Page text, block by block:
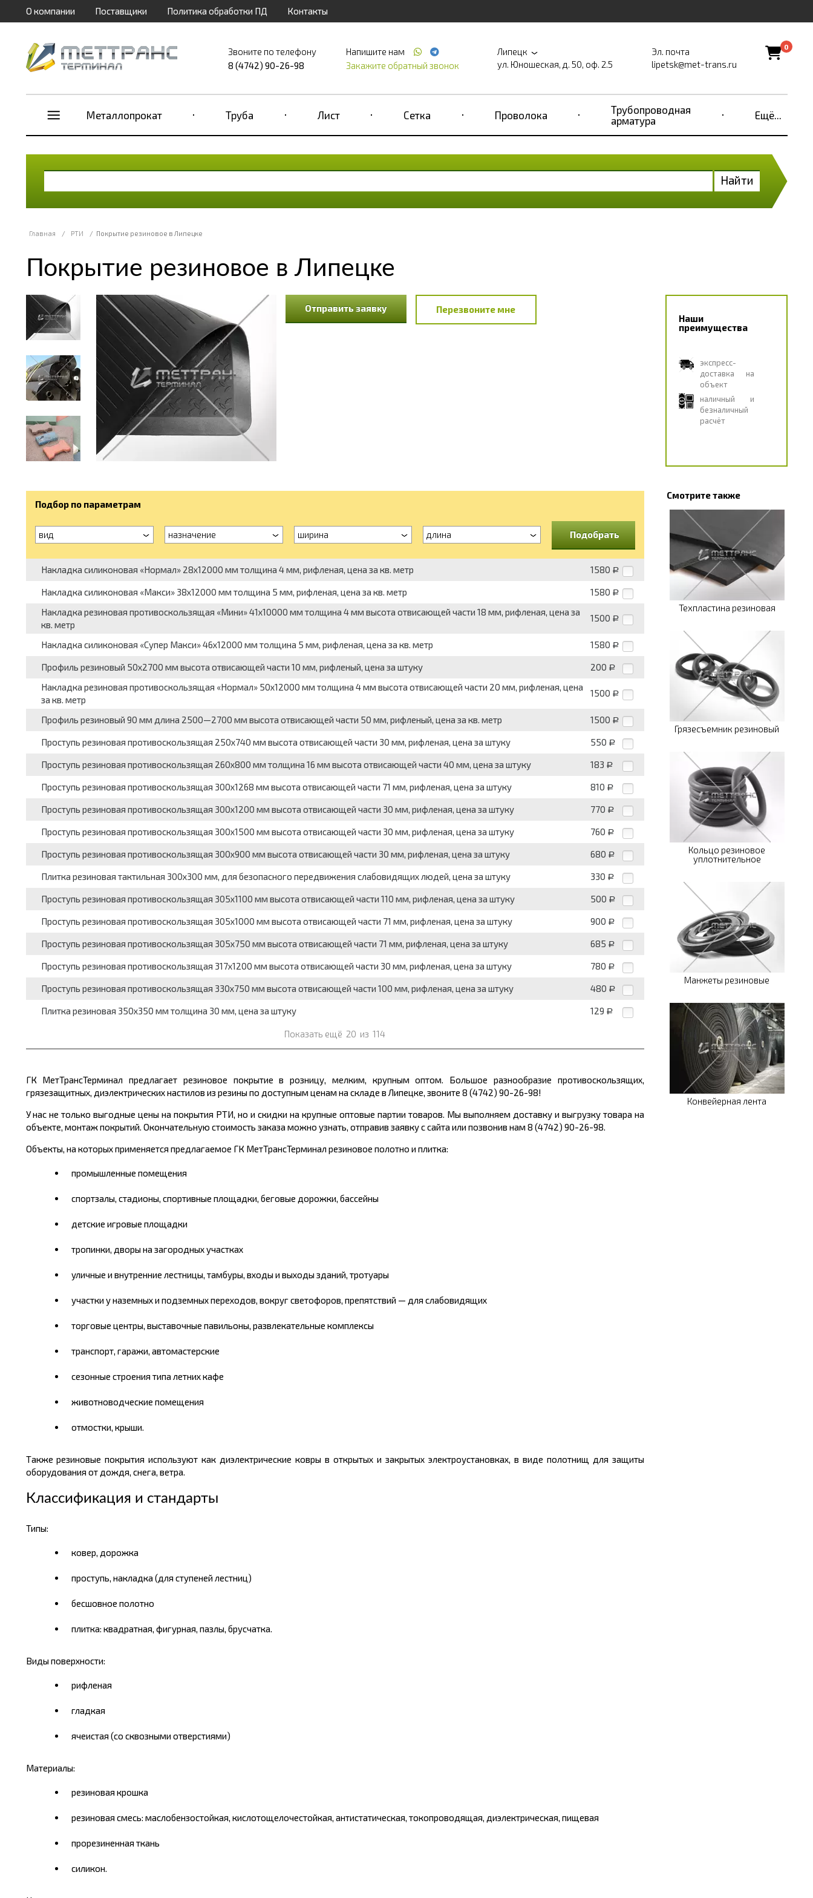
О компании Поставщики Политика обработки ПД Контакты
Звоните по телефону
8 (4742) 90-26-98
Напишите нам
Закажите обратный звонок
Липецк
ул. Юношеская, д. 50, оф. 2.5
Эл. почта
lipetsk@met-trans.ru
0
Металлопрокат Труба Лист Сетка Проволока
Трубопроводная
арматура
Ещё...
Найти
Главная / РТИ / Покрытие резиновое в Липецке
Покрытие резиновое в Липецке
Отправить заявку
Перезвоните мне
Наши
преимущества
экспресс-
доставка на
объект
наличный и
безналичный
расчёт
Подбор по параметрам
вид назначение ширина длина Подобрать
Накладка силиконовая «Нормал» 28x12000 мм толщина 4 мм, рифленая, цена за кв. метр 1580 Р
Накладка силиконовая «Макси» 38x12000 мм толщина 5 мм, рифленая, цена за кв. метр 1580 Р
Накладка резиновая противоскользящая «Мини» 41x10000 мм толщина 4 мм высота отвисающей части 18 мм, рифленая, цена за
кв. метр
1500 Р
Накладка силиконовая «Супер Макси» 46x12000 мм толщина 5 мм, рифленая, цена за кв. метр 1580 Р
Профиль резиновый 50x2700 мм высота отвисающей части 10 мм, рифленый, цена за штуку 200 Р
Накладка резиновая противоскользящая «Нормал» 50x12000 мм толщина 4 мм высота отвисающей части 20 мм, рифленая, цена
за кв. метр
1500 Р
Профиль резиновый 90 мм длина 2500—2700 мм высота отвисающей части 50 мм, рифленый, цена за кв. метр 1500 Р
Проступь резиновая противоскользящая 250x740 мм высота отвисающей части 30 мм, рифленая, цена за штуку 550 Р
Проступь резиновая противоскользящая 260x800 мм толщина 16 мм высота отвисающей части 40 мм, цена за штуку 183 Р
Проступь резиновая противоскользящая 300x1268 мм высота отвисающей части 71 мм, рифленая, цена за штуку 810 Р
Проступь резиновая противоскользящая 300x1200 мм высота отвисающей части 30 мм, рифленая, цена за штуку 770 Р
Проступь резиновая противоскользящая 300x1500 мм высота отвисающей части 30 мм, рифленая, цена за штуку 760 Р
Проступь резиновая противоскользящая 300x900 мм высота отвисающей части 30 мм, рифленая, цена за штуку 680 Р
Плитка резиновая тактильная 300x300 мм, для безопасного передвижения слабовидящих людей, цена за штуку 330 Р
Проступь резиновая противоскользящая 305x1100 мм высота отвисающей части 110 мм, рифленая, цена за штуку 500 Р
Проступь резиновая противоскользящая 305x1000 мм высота отвисающей части 71 мм, рифленая, цена за штуку 900 Р
Проступь резиновая противоскользящая 305x750 мм высота отвисающей части 71 мм, рифленая, цена за штуку 685 Р
Проступь резиновая противоскользящая 317x1200 мм высота отвисающей части 30 мм, рифленая, цена за штуку 780 Р
Проступь резиновая противоскользящая 330x750 мм высота отвисающей части 100 мм, рифленая, цена за штуку 480 Р
Плитка резиновая 350x350 мм толщина 30 мм, цена за штуку 129 Р
Показать ещё 20 из 114
ГК МетТрансТерминал предлагает резиновое покрытие в розницу, мелким, крупным оптом. Большое разнообразие противоскользящих,
грязезащитных, диэлектрических настилов из резины по доступным ценам на складе в Липецке, звоните 8 (4742) 90-26-98!
У нас не только выгодные цены на покрытия РТИ, но и скидки на крупные оптовые партии товаров. Мы выполняем доставку и выгрузку товара на
объекте, монтаж покрытий. Окончательную стоимость заказа можно узнать, отправив заявку с сайта или позвонив нам 8 (4742) 90-26-98.
Объекты, на которых применяется предлагаемое ГК МетТрансТерминал резиновое полотно и плитка:
промышленные помещения
спортзалы, стадионы, спортивные площадки, беговые дорожки, бассейны
детские игровые площадки
тропинки, дворы на загородных участках
уличные и внутренние лестницы, тамбуры, входы и выходы зданий, тротуары
участки у наземных и подземных переходов, вокруг светофоров, препятствий — для слабовидящих
торговые центры, выставочные павильоны, развлекательные комплексы
транспорт, гаражи, автомастерские
сезонные строения типа летних кафе
животноводческие помещения
отмостки, крыши.
Также резиновые покрытия используют как диэлектрические ковры в открытых и закрытых электроустановках, в виде полотнищ для защиты
оборудования от дождя, снега, ветра.
Классификация и стандарты
Типы:
ковер, дорожка
проступь, накладка (для ступеней лестниц)
бесшовное полотно
плитка: квадратная, фигурная, пазлы, брусчатка.
Виды поверхности:
рифленая
гладкая
ячеистая (со сквозными отверстиями)
Материалы:
резиновая крошка
резиновая смесь: маслобензостойкая, кислотощелочестойкая, антистатическая, токопроводящая, диэлектрическая, пищевая
прорезиненная ткань
силикон.
Смотрите также
Техпластина резиновая
Грязесъемник резиновый
Кольцо резиновое
уплотнительное
Манжеты резиновые
Конвейерная лента